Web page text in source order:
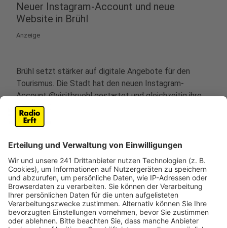
Neuer Instagram-Account und neue
Website in Brühl
Anzeige
Brühl setzt stärker auf digitale Angebote für den
Tourismus. Die Stadt hat den neuen Instagram-
Account @visitbruehl gestartet und gleichzeitig ihre
touristische Website komplett überarbeitet.
Über den Instagram-Account sollen die schönsten
Ecken in Brühl, aber auch eher verborgene Orte
gezeigt werden. Geplant sind nach Angaben der Stadt
nicht nur schöne Bilder, sondern auch informative
Kurzvideos, Geheimtipps abseits bekannter Wege und
aktuelle Hinweise auf Veranstaltungen.
Der Account richtet sich an Touristinnen und
Touristen, Tagesgäste und Brühlerinnen und Brühler